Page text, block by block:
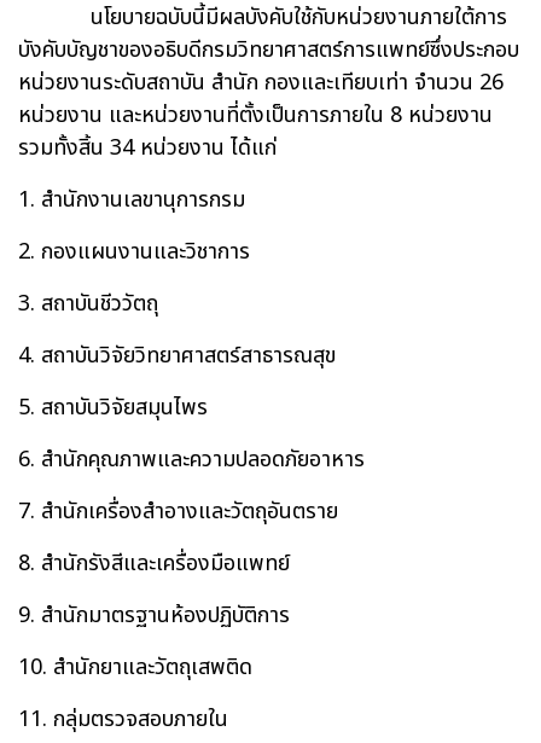
นโยบายฉบับนี้มีผลบังคับใช้กับหน่วยงานภายใต้การ
บังคับบัญชาของอธิบดีกรมวิทยาศาสตร์การแพทย์ซึ่งประกอบ
หน่วยงานระดับสถาบัน สำนัก กองและเทียบเท่า จำนวน 26
หน่วยงาน และหน่วยงานที่ตั้งเป็นการภายใน 8 หน่วยงาน
รวมทั้งสิ้น 34 หน่วยงาน ได้แก่
1. สำนักงานเลขานุการกรม
2. กองแผนงานและวิชาการ
3. สถาบันชีววัตถุ
4. สถาบันวิจัยวิทยาศาสตร์สาธารณสุข
5. สถาบันวิจัยสมุนไพร
6. สำนักคุณภาพและความปลอดภัยอาหาร
7. สำนักเครื่องสำอางและวัตถุอันตราย
8. สำนักรังสีและเครื่องมือแพทย์
9. สำนักมาตรฐานห้องปฏิบัติการ
10. สำนักยาและวัตถุเสพติด
11. กลุ่มตรวจสอบภายใน